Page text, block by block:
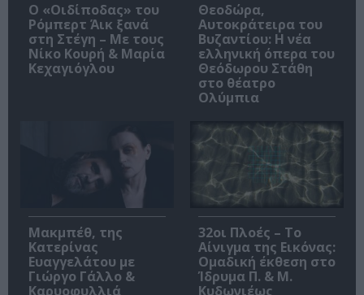
O «Οιδίποδας» του
Ρόμπερτ Άικ ξανά
στη Στέγη – Με τους
Νίκο Κουρή & Μαρία
Κεχαγιόγλου
Θεοδώρα,
Αυτοκράτειρα του
Βυζαντίου: Η νέα
ελληνική όπερα του
Θεόδωρου Στάθη
στο θέατρο
Ολύμπια
Μακμπέθ, της
Κατερίνας
Ευαγγελάτου με
Γιώργο Γάλλο &
Καρυοφυλλιά
32οι Πλοές – Το
Αίνιγμα της Εικόνας:
Ομαδική έκθεση στο
Ίδρυμα Π. & Μ.
Κυδωνιέως